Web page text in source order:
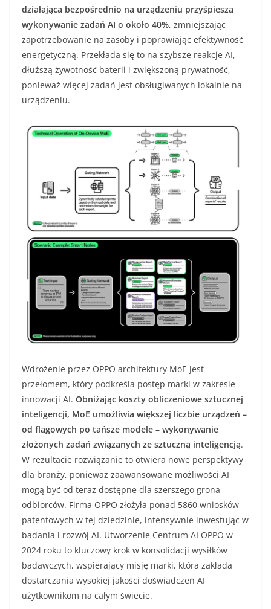
działająca bezpośrednio na urządzeniu przyśpiesza
wykonywanie zadań AI o około 40%, zmniejszając
zapotrzebowanie na zasoby i poprawiając efektywność
energetyczną. Przekłada się to na szybsze reakcje AI,
dłuższą żywotność baterii i zwiększoną prywatność,
ponieważ więcej zadań jest obsługiwanych lokalnie na
urządzeniu.
Wdrożenie przez OPPO architektury MoE jest
przełomem, który podkreśla postęp marki w zakresie
innowacji AI. Obniżając koszty obliczeniowe sztucznej
inteligencji, MoE umożliwia większej liczbie urządzeń –
od flagowych po tańsze modele – wykonywanie
złożonych zadań związanych ze sztuczną inteligencją.
W rezultacie rozwiązanie to otwiera nowe perspektywy
dla branży, ponieważ zaawansowane możliwości AI
mogą być od teraz dostępne dla szerszego grona
odbiorców. Firma OPPO złożyła ponad 5860 wniosków
patentowych w tej dziedzinie, intensywnie inwestując w
badania i rozwój AI. Utworzenie Centrum AI OPPO w
2024 roku to kluczowy krok w konsolidacji wysiłków
badawczych, wspierający misję marki, która zakłada
dostarczania wysokiej jakości doświadczeń AI
użytkownikom na całym świecie.